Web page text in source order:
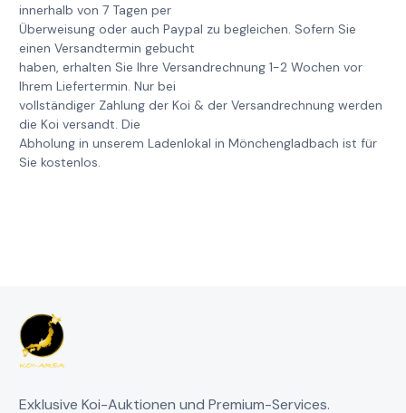
innerhalb von 7 Tagen per
Überweisung oder auch Paypal zu begleichen. Sofern Sie
einen Versandtermin gebucht
haben, erhalten Sie Ihre Versandrechnung 1-2 Wochen vor
Ihrem Liefertermin. Nur bei
vollständiger Zahlung der Koi & der Versandrechnung werden
die Koi versandt. Die
Abholung in unserem Ladenlokal in Mönchengladbach ist für
Sie kostenlos.
Exklusive Koi-Auktionen und Premium-Services.